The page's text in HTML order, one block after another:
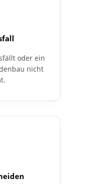
oder ein
nicht